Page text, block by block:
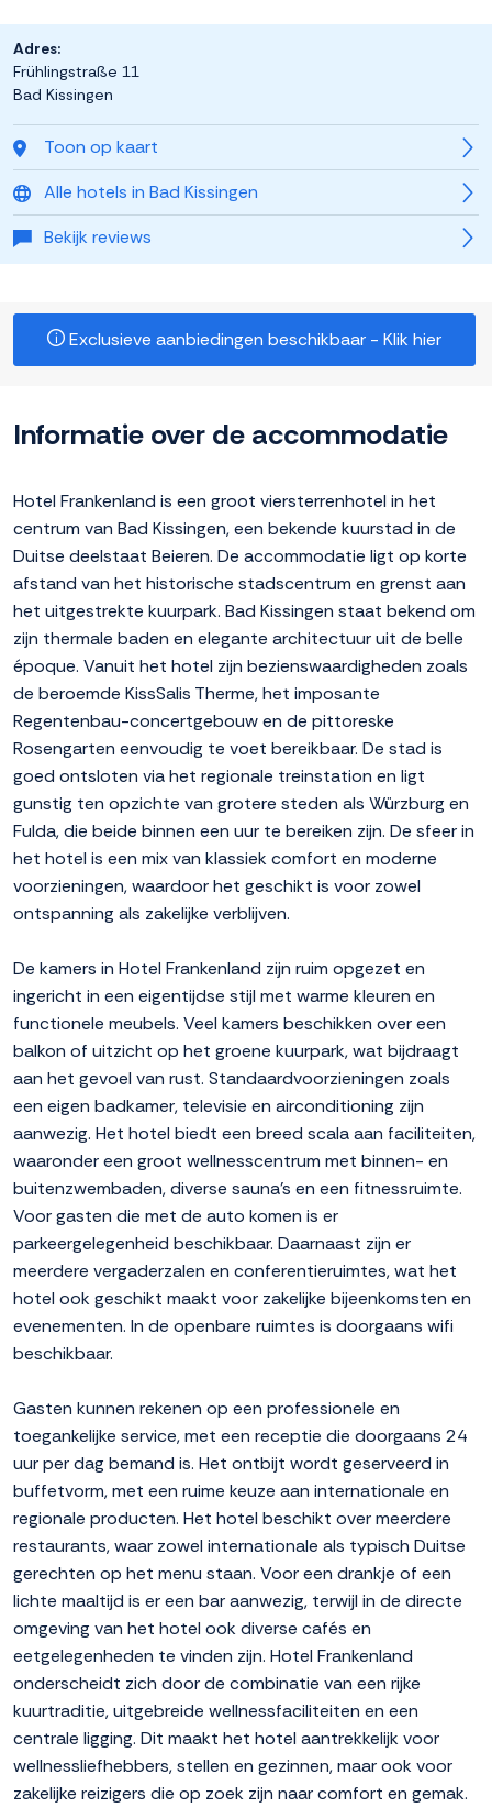
Toon op kaart
Alle hotels in Bad Kissingen
Bekijk reviews
Adres:
Frühlingstraße 11
Bad Kissingen
Exclusieve aanbiedingen beschikbaar - Klik hier
Informatie over de accommodatie
Hotel Frankenland is een groot viersterrenhotel in het
centrum van Bad Kissingen, een bekende kuurstad in de
Duitse deelstaat Beieren. De accommodatie ligt op korte
afstand van het historische stadscentrum en grenst aan
het uitgestrekte kuurpark. Bad Kissingen staat bekend om
zijn thermale baden en elegante architectuur uit de belle
époque. Vanuit het hotel zijn bezienswaardigheden zoals
de beroemde KissSalis Therme, het imposante
Regentenbau-concertgebouw en de pittoreske
Rosengarten eenvoudig te voet bereikbaar. De stad is
goed ontsloten via het regionale treinstation en ligt
gunstig ten opzichte van grotere steden als Würzburg en
Fulda, die beide binnen een uur te bereiken zijn. De sfeer in
het hotel is een mix van klassiek comfort en moderne
voorzieningen, waardoor het geschikt is voor zowel
ontspanning als zakelijke verblijven.
De kamers in Hotel Frankenland zijn ruim opgezet en
ingericht in een eigentijdse stijl met warme kleuren en
functionele meubels. Veel kamers beschikken over een
balkon of uitzicht op het groene kuurpark, wat bijdraagt
aan het gevoel van rust. Standaardvoorzieningen zoals
een eigen badkamer, televisie en airconditioning zijn
aanwezig. Het hotel biedt een breed scala aan faciliteiten,
waaronder een groot wellnesscentrum met binnen- en
buitenzwembaden, diverse sauna's en een fitnessruimte.
Voor gasten die met de auto komen is er
parkeergelegenheid beschikbaar. Daarnaast zijn er
meerdere vergaderzalen en conferentieruimtes, wat het
hotel ook geschikt maakt voor zakelijke bijeenkomsten en
evenementen. In de openbare ruimtes is doorgaans wifi
beschikbaar.
Gasten kunnen rekenen op een professionele en
toegankelijke service, met een receptie die doorgaans 24
uur per dag bemand is. Het ontbijt wordt geserveerd in
buffetvorm, met een ruime keuze aan internationale en
regionale producten. Het hotel beschikt over meerdere
restaurants, waar zowel internationale als typisch Duitse
gerechten op het menu staan. Voor een drankje of een
lichte maaltijd is er een bar aanwezig, terwijl in de directe
omgeving van het hotel ook diverse cafés en
eetgelegenheden te vinden zijn. Hotel Frankenland
onderscheidt zich door de combinatie van een rijke
kuurtraditie, uitgebreide wellnessfaciliteiten en een
centrale ligging. Dit maakt het hotel aantrekkelijk voor
wellnessliefhebbers, stellen en gezinnen, maar ook voor
zakelijke reizigers die op zoek zijn naar comfort en gemak.